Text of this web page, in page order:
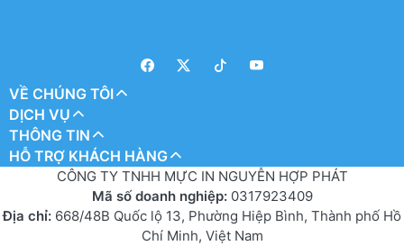
VỀ CHÚNG TÔI
DỊCH VỤ
THÔNG TIN
HỖ TRỢ KHÁCH HÀNG
CÔNG TY TNHH MỰC IN NGUYỄN HỢP PHÁT
Mã số doanh nghiệp: 0317923409
Địa chỉ: 668/48B Quốc lộ 13, Phường Hiệp Bình, Thành phố Hồ
Chí Minh, Việt Nam